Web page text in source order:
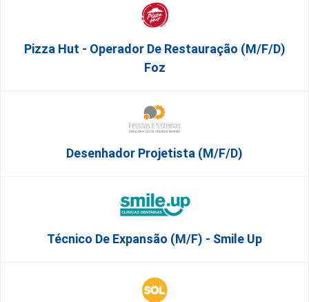
Pizza Hut - Operador De Restauração (m/f/d)
Foz
Desenhador Projetista (m/f/d)
Técnico De Expansão (M/F) - Smile Up